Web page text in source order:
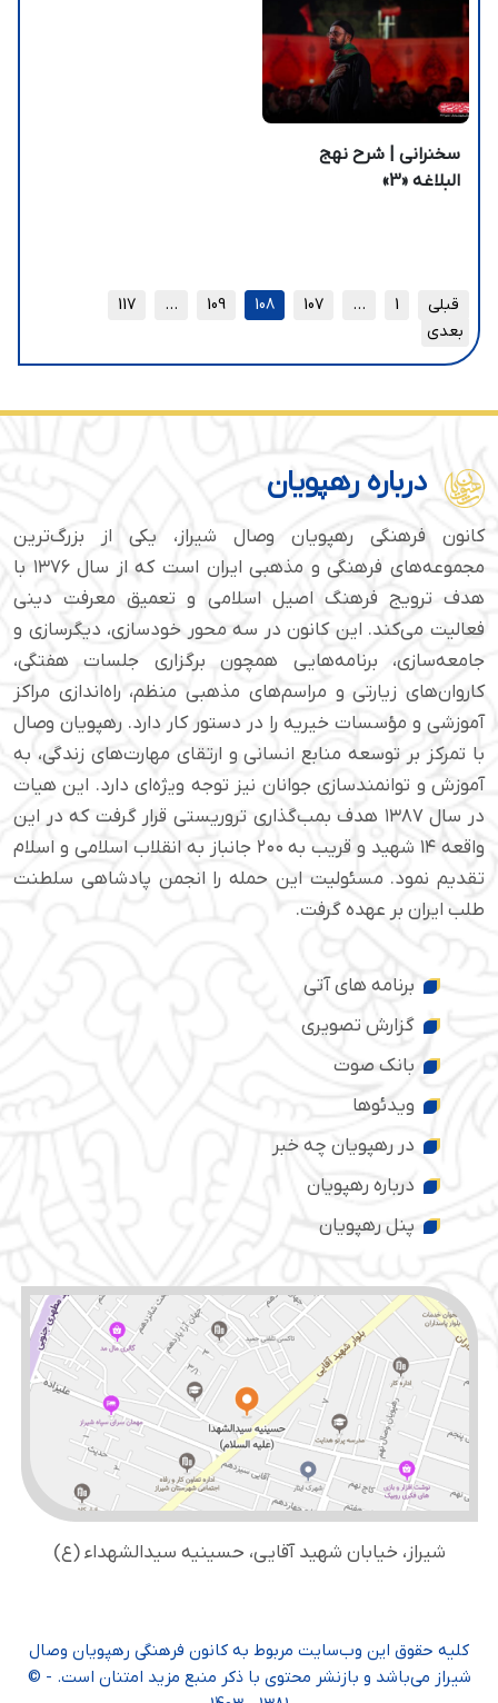
سخنرانی | شرح نهج
البلاغه «3»
قبلی 1
…
107
108
109
…
117
بعدی
درباره رهپویان
کانون فرهنگی رهپویان وصال شیراز، یکی از بزرگ‌ترین
مجموعه‌های فرهنگی و مذهبی ایران است که از سال ۱۳۷۶ با
هدف ترویج فرهنگ اصیل اسلامی و تعمیق معرفت دینی
فعالیت می‌کند. این کانون در سه محور خودسازی، دیگرسازی و
جامعه‌سازی، برنامه‌هایی همچون برگزاری جلسات هفتگی،
کاروان‌های زیارتی و مراسم‌های مذهبی منظم، راه‌اندازی مراکز
آموزشی و مؤسسات خیریه را در دستور کار دارد. رهپویان وصال
با تمرکز بر توسعه منابع انسانی و ارتقای مهارت‌های زندگی، به
آموزش و توانمندسازی جوانان نیز توجه ویژه‌ای دارد. این هیات
در سال ۱۳۸۷ هدف بمب‌گذاری تروریستی قرار گرفت که در این
واقعه ۱۴ شهید و قریب به ۲۰۰ جانباز به انقلاب اسلامی و اسلام
تقدیم نمود. مسئولیت این حمله را انجمن پادشاهی سلطنت
طلب ایران بر عهده گرفت.
برنامه های آتی
گزارش تصویری
بانک صوت
ویدئوها
در رهپویان چه خبر
درباره رهپویان
پنل رهپویان
شیراز، خیابان شهید آقایی، حسینیه سید‌الشهداء (ع)
کلیه حقوق این وب‌سایت مربوط به کانون فرهنگی رهپویان وصال
شیراز می‌باشد و بازنشر محتوی با ذکر منبع مزید امتنان است. - ©